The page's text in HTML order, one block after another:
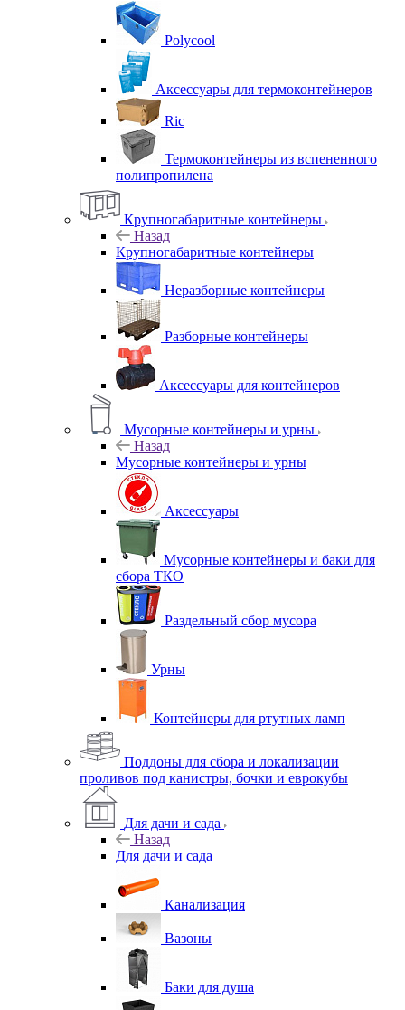
Polycool
Аксессуары для термоконтейнеров
Ric
Термоконтейнеры из вспененного
полипропилена
Крупногабаритные контейнеры
Назад
Крупногабаритные контейнеры
Неразборные контейнеры
Разборные контейнеры
Аксессуары для контейнеров
Мусорные контейнеры и урны
Назад
Мусорные контейнеры и урны
Аксессуары
Мусорные контейнеры и баки для
сбора ТКО
Раздельный сбор мусора
Урны
Контейнеры для ртутных ламп
Поддоны для сбора и локализации
проливов под канистры, бочки и еврокубы
Для дачи и сада
Назад
Для дачи и сада
Канализация
Вазоны
Баки для душа